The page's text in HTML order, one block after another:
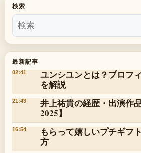
検索
最新記事
02:41
ユンシユンとは？プロフ
を解説
21:43
井上祐貴の経歴・出演作
2025】
16:54
もらって嬉しいプチギフ
方